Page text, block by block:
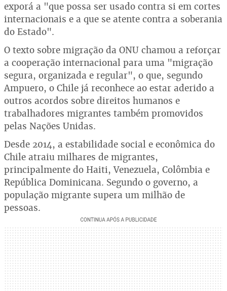
exporá a "que possa ser usado contra si em cortes
internacionais e a que se atente contra a soberania
do Estado".
O texto sobre migração da ONU chamou a reforçar
a cooperação internacional para uma "migração
segura, organizada e regular", o que, segundo
Ampuero, o Chile já reconhece ao estar aderido a
outros acordos sobre direitos humanos e
trabalhadores migrantes também promovidos
pelas Nações Unidas.
Desde 2014, a estabilidade social e econômica do
Chile atraiu milhares de migrantes,
principalmente do Haiti, Venezuela, Colômbia e
República Dominicana. Segundo o governo, a
população migrante supera um milhão de
pessoas.